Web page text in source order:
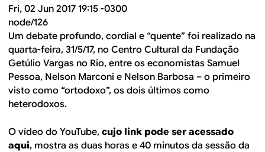
Fri, 02 Jun 2017 19:15 -0300
node/126
Um debate profundo, cordial e “quente” foi realizado na
quarta-feira, 31/5/17, no Centro Cultural da Fundação
Getúlio Vargas no Rio, entre os economistas Samuel
Pessoa, Nelson Marconi e Nelson Barbosa – o primeiro
visto como “ortodoxo”, os dois últimos como
heterodoxos.
O vídeo do YouTube, cujo link pode ser acessado
aqui, mostra as duas horas e 40 minutos da sessão da